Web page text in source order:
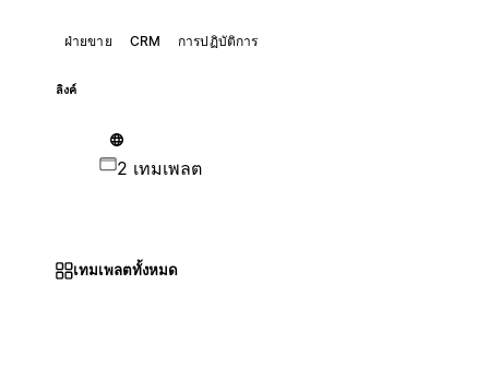
ฝ่ายขาย CRM การปฏิบัติการ
ลิงค์
2 เทมเพลต
เทมเพลตทั้งหมด